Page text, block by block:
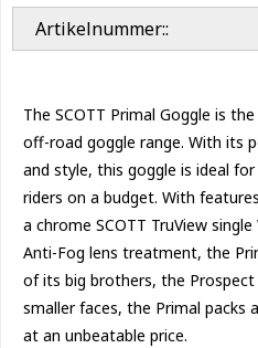
Artikelnummer::
The SCOTT Primal Goggle is
off-road goggle range. With its
and style, this goggle is ideal
riders on a budget. With
a chrome SCOTT TruView
Anti-Fog lens treatment, the
of its big brothers, the
smaller faces, the Primal packs
at an unbeatable price.